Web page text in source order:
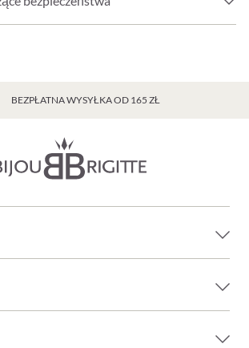
BEZPŁATNA WYSYŁKA OD 165 ZŁ